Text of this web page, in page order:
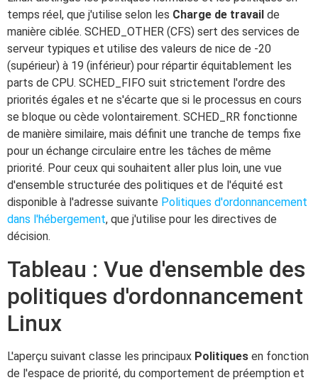
temps réel, que j'utilise selon les Charge de travail de
manière ciblée. SCHED_OTHER (CFS) sert des services de
serveur typiques et utilise des valeurs de nice de -20
(supérieur) à 19 (inférieur) pour répartir équitablement les
parts de CPU. SCHED_FIFO suit strictement l'ordre des
priorités égales et ne s'écarte que si le processus en cours
se bloque ou cède volontairement. SCHED_RR fonctionne
de manière similaire, mais définit une tranche de temps fixe
pour un échange circulaire entre les tâches de même
priorité. Pour ceux qui souhaitent aller plus loin, une vue
d'ensemble structurée des politiques et de l'équité est
disponible à l'adresse suivante Politiques d'ordonnancement
dans l'hébergement, que j'utilise pour les directives de
décision.
Tableau : Vue d'ensemble des
politiques d'ordonnancement
Linux
L'aperçu suivant classe les principaux Politiques en fonction
de l'espace de priorité, du comportement de préemption et